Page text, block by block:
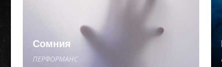
Сомния
ПЕРФОРМАНС